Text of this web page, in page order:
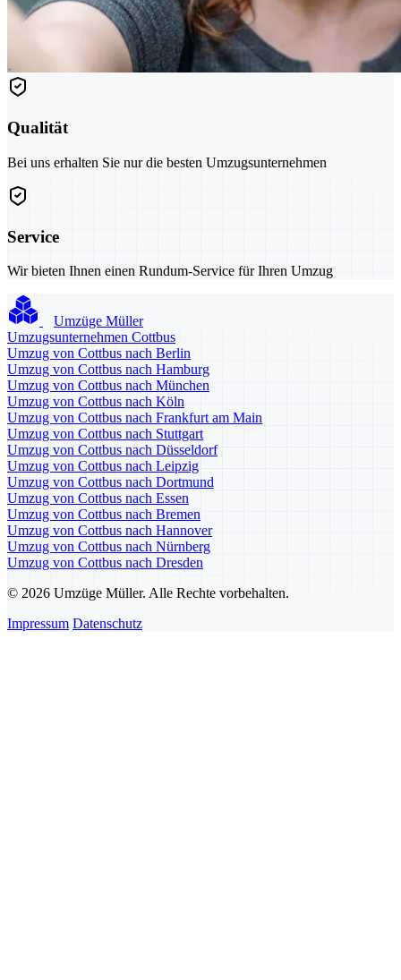
Qualität
Bei uns erhalten Sie nur die besten Umzugsunternehmen
Service
Wir bieten Ihnen einen Rundum-Service für Ihren Umzug
Umzüge Müller
Umzugsunternehmen Cottbus
Umzug von Cottbus nach Berlin
Umzug von Cottbus nach Hamburg
Umzug von Cottbus nach München
Umzug von Cottbus nach Köln
Umzug von Cottbus nach Frankfurt am Main
Umzug von Cottbus nach Stuttgart
Umzug von Cottbus nach Düsseldorf
Umzug von Cottbus nach Leipzig
Umzug von Cottbus nach Dortmund
Umzug von Cottbus nach Essen
Umzug von Cottbus nach Bremen
Umzug von Cottbus nach Hannover
Umzug von Cottbus nach Nürnberg
Umzug von Cottbus nach Dresden
© 2026 Umzüge Müller. Alle Rechte vorbehalten.
Impressum Datenschutz